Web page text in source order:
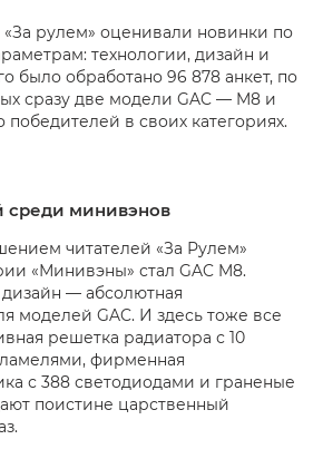
рулем» оценивали новинки по
технологии, дизайн и
было обработано 96 878 анкет, по
сразу две модели GAC — M8 и
в своих категориях.
среди минивэнов
читателей «За Рулем»
«Минивэны» стал GAC M8.
— абсолютная
моделей GAC. И здесь тоже все
решетка радиатора с 10
фирменная
с 388 светодиодами и граненые
поистине царственный